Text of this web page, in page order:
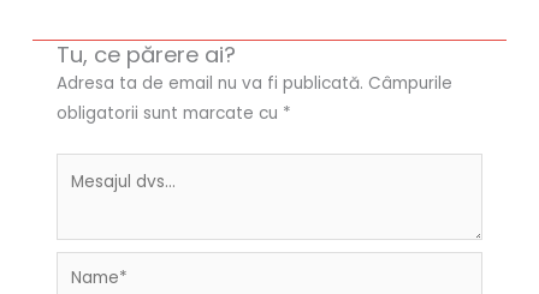
Tu, ce părere ai?
Adresa ta de email nu va fi publicată. Câmpurile
obligatorii sunt marcate cu *
Name*